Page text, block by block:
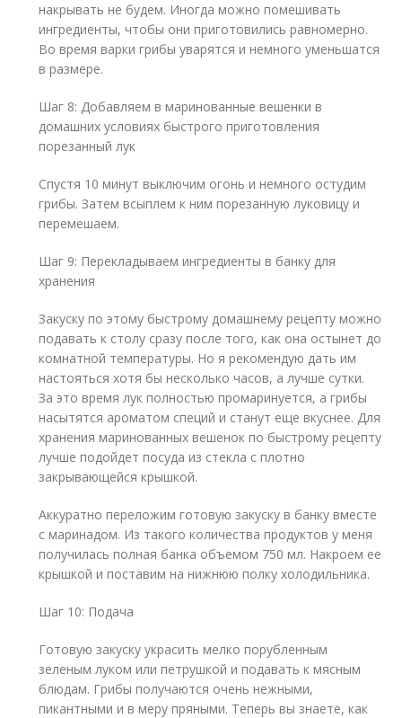
накрывать не будем. Иногда можно помешивать
ингредиенты, чтобы они приготовились равномерно.
Во время варки грибы уварятся и немного уменьшатся
в размере.
Шаг 8: Добавляем в маринованные вешенки в
домашних условиях быстрого приготовления
порезанный лук
Спустя 10 минут выключим огонь и немного остудим
грибы. Затем всыплем к ним порезанную луковицу и
перемешаем.
Шаг 9: Перекладываем ингредиенты в банку для
хранения
Закуску по этому быстрому домашнему рецепту можно
подавать к столу сразу после того, как она остынет до
комнатной температуры. Но я рекомендую дать им
настояться хотя бы несколько часов, а лучше сутки.
За это время лук полностью промаринуется, а грибы
насытятся ароматом специй и станут еще вкуснее. Для
хранения маринованных вешенок по быстрому рецепту
лучше подойдет посуда из стекла с плотно
закрывающейся крышкой.
Аккуратно переложим готовую закуску в банку вместе
с маринадом. Из такого количества продуктов у меня
получилась полная банка объемом 750 мл. Накроем ее
крышкой и поставим на нижнюю полку холодильника.
Шаг 10: Подача
Готовую закуску украсить мелко порубленным
зеленым луком или петрушкой и подавать к мясным
блюдам. Грибы получаются очень нежными,
пикантными и в меру пряными. Теперь вы знаете, как